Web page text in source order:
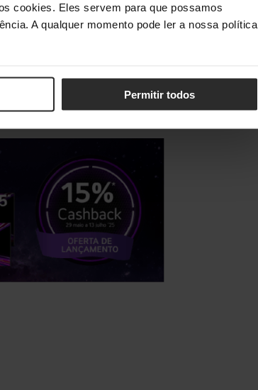
cookies. Eles servem para que possamos
A qualquer momento pode ler a nossa política
Permitir todos
LG com tecnologia OLED.
E